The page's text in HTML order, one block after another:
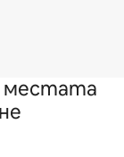
местата